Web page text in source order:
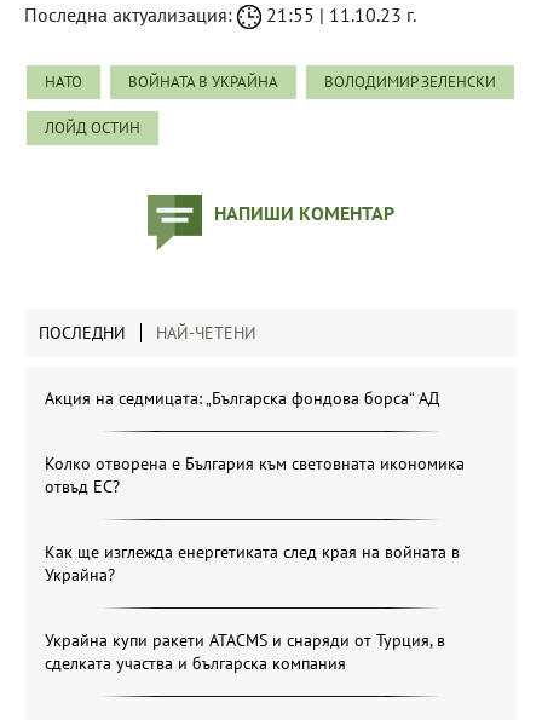
Последна актуализация: 21:55 | 11.10.23 г.
НАТО ВОЙНАТА В УКРАЙНА ВОЛОДИМИР ЗЕЛЕНСКИ
ЛОЙД ОСТИН
НАПИШИ КОМЕНТАР
ПОСЛЕДНИ НАЙ-ЧЕТЕНИ
Акция на седмицата: „Българска фондова борса“ АД
Колко отворена е България към световната икономика
отвъд ЕС?
Как ще изглежда енергетиката след края на войната в
Украйна?
Украйна купи ракети ATACMS и снаряди от Турция, в
сделката участва и българска компания